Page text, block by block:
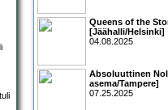
tuli
Queens of the
[Jäähalli/Helsinki]
04.08.2025
Absoluuttinen
asema/Tampere]
07.25.2025